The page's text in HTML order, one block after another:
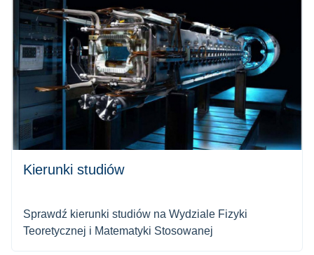
Kierunki studiów
Sprawdź kierunki studiów na Wydziale Fizyki
Teoretycznej i Matematyki Stosowanej